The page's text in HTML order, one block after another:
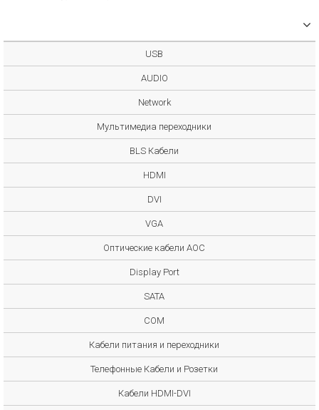
USB
AUDIO
Network
Мультимедиа переходники
BLS Кабели
HDMI
DVI
VGA
Оптические кабели AOC
Display Port
SATA
COM
Кабели питания и переходники
Телефонные Кабели и Розетки
Кабели HDMI-DVI